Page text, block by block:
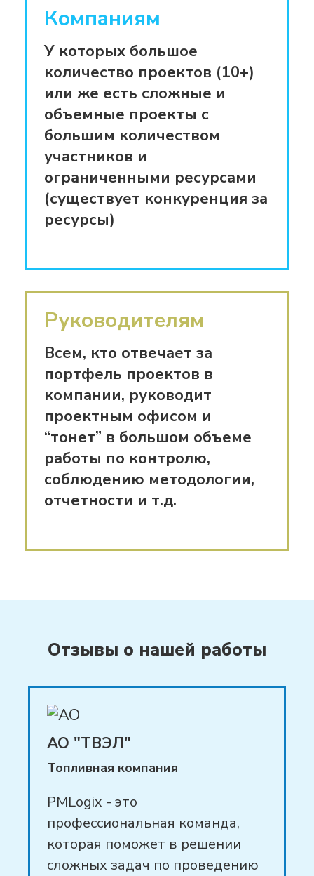
code и low-code решений, но
также можем рассмотреть и
более удобные/привычные для
вас варианты)
внедрение ИСУПдля
управления различными
аспектами проекта, в т.ч.
сроками, ресурсами, финансами,
работами, рисками и т.д.
подготовка ролевых
инструкций для участников
проектной деятельности
создание единой среды
коммуникации,пространства
для совместной работы над
проектами для членов
внутренних и внешних команд
обеспечение эффективного
мониторинга портфеля
загрузка сотрудников,
правил
ведения проектов с
возможностью последующей
проекта, команды — agile /
waterfall / mix
формирование удобного
документации с возможностью
совместной обработки и
доработки
Компаниям
У которых большое
количество проектов (10+)
или же есть сложные и
объемные проекты с
большим количеством
участников и
ограниченными ресурсами
(существует конкуренция за
ресурсы)
Руководителям
Всем, кто отвечает за
портфель проектов в
компании, руководит
проектным офисом и
“тонет” в большом объеме
работы по контролю,
соблюдению методологии,
отчетности и т.д.
Отзывы о нашей работы
АО "ТВЭЛ"
Топливная компания
PMLogix - это
профессиональная команда,
которая поможет в решении
сложных задач по проведению